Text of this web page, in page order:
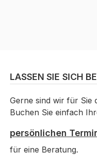
LASSEN SIE SICH
Gerne sind wir für Sie
Buchen Sie einfach
persönlichen
für eine Beratung.